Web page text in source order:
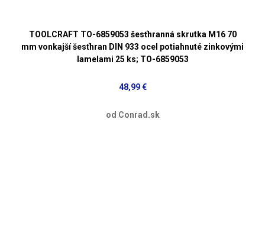
TOOLCRAFT TO-6859053 šesťhranná skrutka M16 70
mm vonkajší šesťhran DIN 933 ocel potiahnuté zinkovými
lamelami 25 ks; TO-6859053
48,99 €
od Conrad.sk